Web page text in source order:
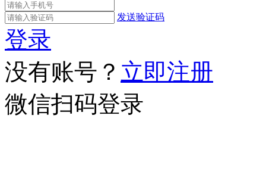
发送验证码
登录
没有账号？ 立即注册
微信扫码登录